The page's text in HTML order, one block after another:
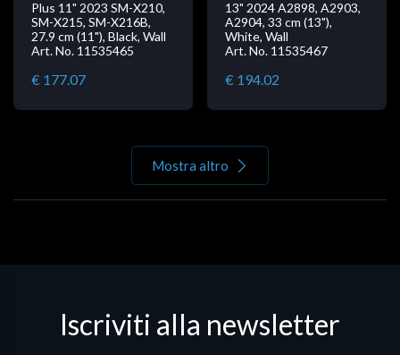
Plus 11" 2023 SM-X210,
SM-X215, SM-X216B,
27.9 cm (11"), Black, Wall
Art. No. 11535465
€ 177.07
13" 2024 A2898, A2903,
A2904, 33 cm (13"),
White, Wall
Art. No. 11535467
€ 194.02
Mostra altro
Iscriviti alla newsletter